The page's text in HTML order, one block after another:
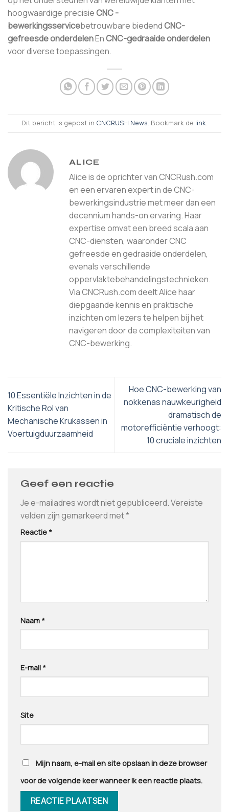
hoogwaardige precisieCNC -
bewerkingsservicebetrouwbare biedendCNC-
gefreesde onderdelenEnCNC-gedraaide onderdelen
voor diverse toepassingen.
Dit bericht is gepost in CNCRUSH News. Bookmark de link.
ALICE
Alice is de oprichter van CNCRush.com
en een ervaren expert in de CNC-
bewerkingsindustrie met meer dan een
decennium hands-on ervaring. Haar
expertise omvat een breed scala aan
CNC-diensten, waaronder CNC
gefreesde en gedraaide onderdelen,
evenals verschillende
oppervlaktebehandelingstechnieken.
Via CNCRush.com deelt Alice haar
diepgaande kennis en praktische
inzichten om lezers te helpen bij het
navigeren door de complexiteiten van
CNC-bewerking.
10 Essentiële Inzichten in de
Kritische Rol van
Mechanische Krukassen in
Voertuigduurzaamheid
Hoe CNC-bewerking van
nokkenas nauwkeurigheid
dramatisch de
motorefficiëntie verhoogt:
10 cruciale inzichten
Geef een reactie
Je e-mailadres wordt niet gepubliceerd.Vereiste
velden zijn gemarkeerd met*
Reactie *
Naam *
E-mail *
Site
Mijn naam, e-mail en site opslaan in deze browser
voor de volgende keer wanneer ik een reactie plaats.